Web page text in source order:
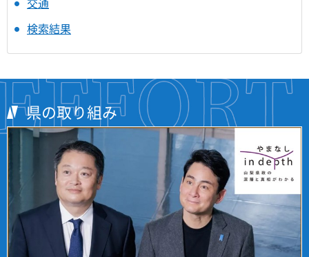
検索結果
県の取り組み